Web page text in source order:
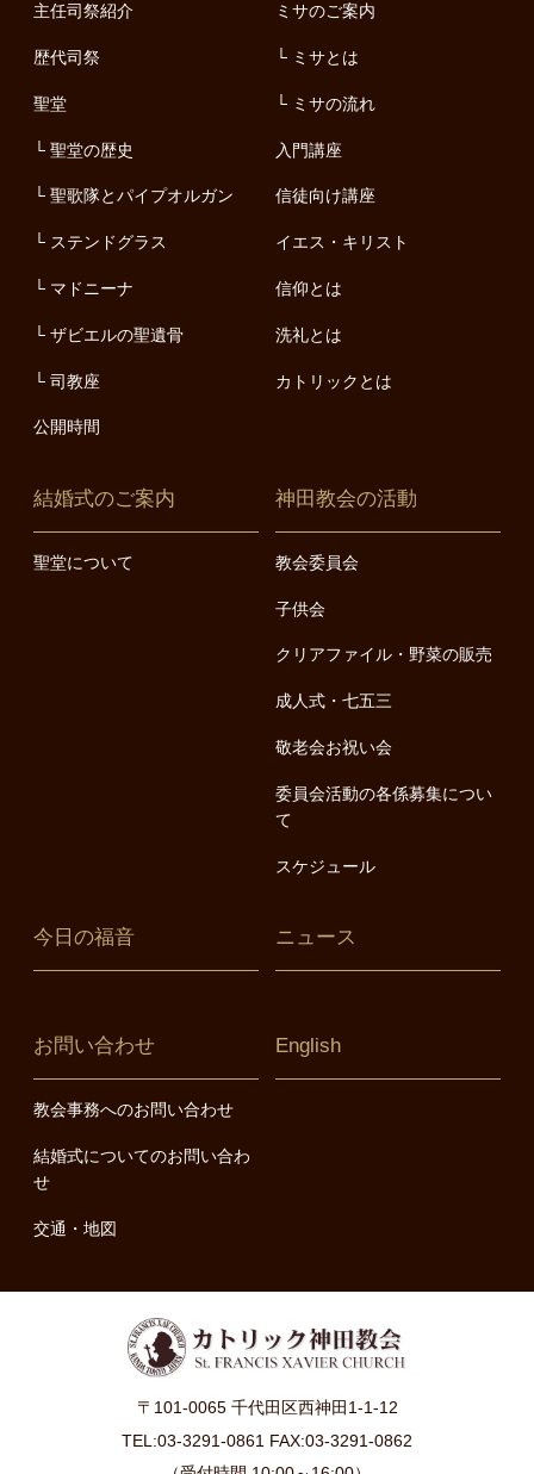
主任司祭紹介
歴代司祭
聖堂
聖堂の歴史
聖歌隊とパイプオルガン
ステンドグラス
マドニーナ
ザビエルの聖遺骨
司教座
公開時間
ミサのご案内
ミサとは
ミサの流れ
入門講座
信徒向け講座
イエス・キリスト
信仰とは
洗礼とは
カトリックとは
結婚式のご案内
聖堂について
神田教会の活動
教会委員会
子供会
クリアファイル・野菜の販売
成人式・七五三
敬老会お祝い会
委員会活動の各係募集につい
て
スケジュール
今日の福音 ニュース
お問い合わせ
教会事務へのお問い合わせ
結婚式についてのお問い合わ
せ
交通・地図
English
〒101-0065 千代田区西神田1-1-12
TEL:03-3291-0861 FAX:03-3291-0862